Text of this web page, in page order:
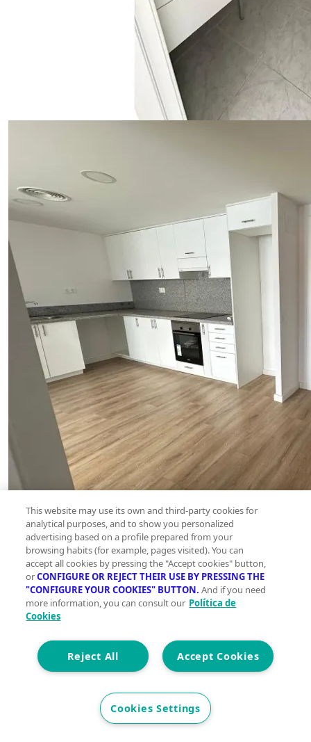
This website may use its own and third-party cookies for
analytical purposes, and to show you personalized
advertising based on a profile prepared from your
browsing habits (for example, pages visited). You can
accept all cookies by pressing the "Accept cookies" button,
orCONFIGURE OR REJECT THEIR USE BY PRESSING THE
"CONFIGURE YOUR COOKIES" BUTTON. And if you need
more information, you can consult our Política de
Cookies
Accept Cookies
Reject All
Cookies Settings